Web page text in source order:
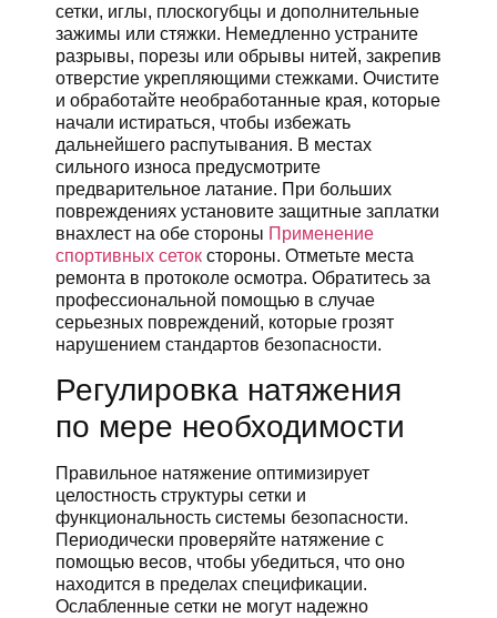
сетки, иглы, плоскогубцы и дополнительные
зажимы или стяжки. Немедленно устраните
разрывы, порезы или обрывы нитей, закрепив
отверстие укрепляющими стежками. Очистите
и обработайте необработанные края, которые
начали истираться, чтобы избежать
дальнейшего распутывания. В местах
сильного износа предусмотрите
предварительное латание. При больших
повреждениях установите защитные заплатки
внахлест на обе стороны Применение
спортивных сеток стороны. Отметьте места
ремонта в протоколе осмотра. Обратитесь за
профессиональной помощью в случае
серьезных повреждений, которые грозят
нарушением стандартов безопасности.
Регулировка натяжения
по мере необходимости
Правильное натяжение оптимизирует
целостность структуры сетки и
функциональность системы безопасности.
Периодически проверяйте натяжение с
помощью весов, чтобы убедиться, что оно
находится в пределах спецификации.
Ослабленные сетки не могут надежно